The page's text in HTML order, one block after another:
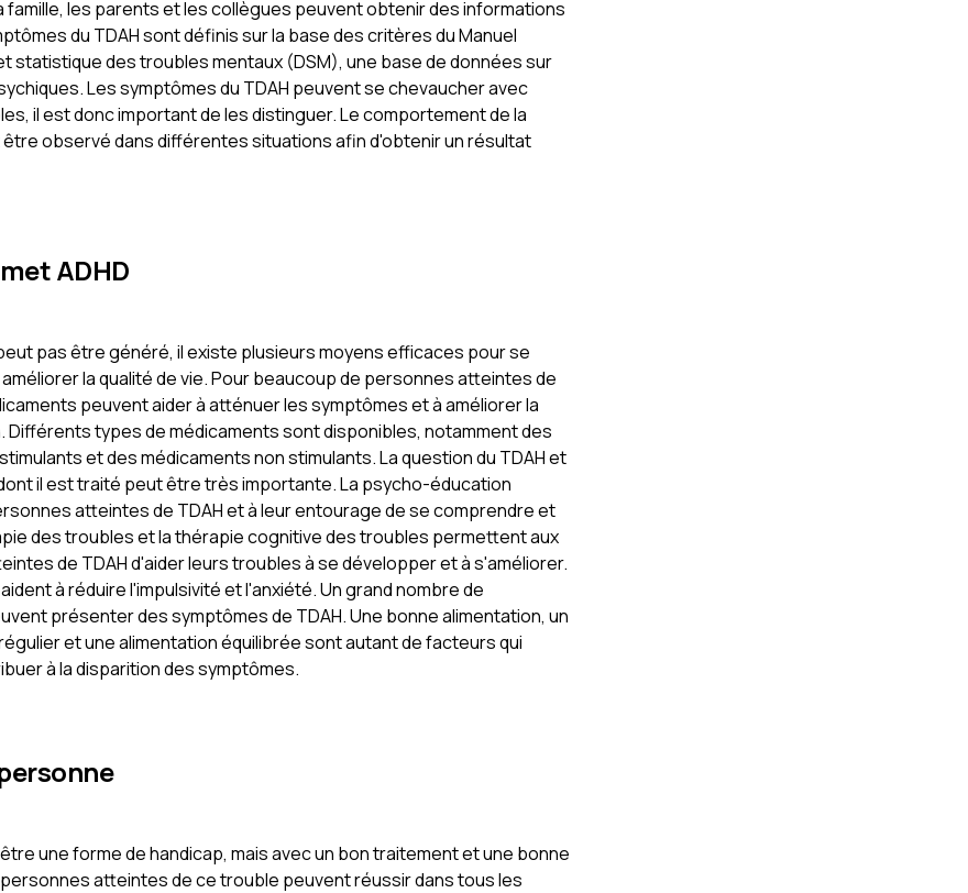
famille, les parents et les collègues peuvent obtenir des informations
du TDAH sont définis sur la base des critères du Manuel
statistique des troubles mentaux (DSM), une base de données sur
Les symptômes du TDAH peuvent se chevaucher avec
il est donc important de les distinguer. Le comportement de la
observé dans différentes situations afin d'obtenir un résultat
ADHD
pas être généré, il existe plusieurs moyens efficaces pour se
la qualité de vie. Pour beaucoup de personnes atteintes de
peuvent aider à atténuer les symptômes et à améliorer la
Différents types de médicaments sont disponibles, notamment des
et des médicaments non stimulants. La question du TDAH et
il est traité peut être très importante. La psycho-éducation
atteintes de TDAH et à leur entourage de se comprendre et
des troubles et la thérapie cognitive des troubles permettent aux
de TDAH d'aider leurs troubles à se développer et à s'améliorer.
à réduire l'impulsivité et l'anxiété. Un grand nombre de
présenter des symptômes de TDAH. Une bonne alimentation, un
et une alimentation équilibrée sont autant de facteurs qui
à la disparition des symptômes.
une forme de handicap, mais avec un bon traitement et une bonne
atteintes de ce trouble peuvent réussir dans tous les